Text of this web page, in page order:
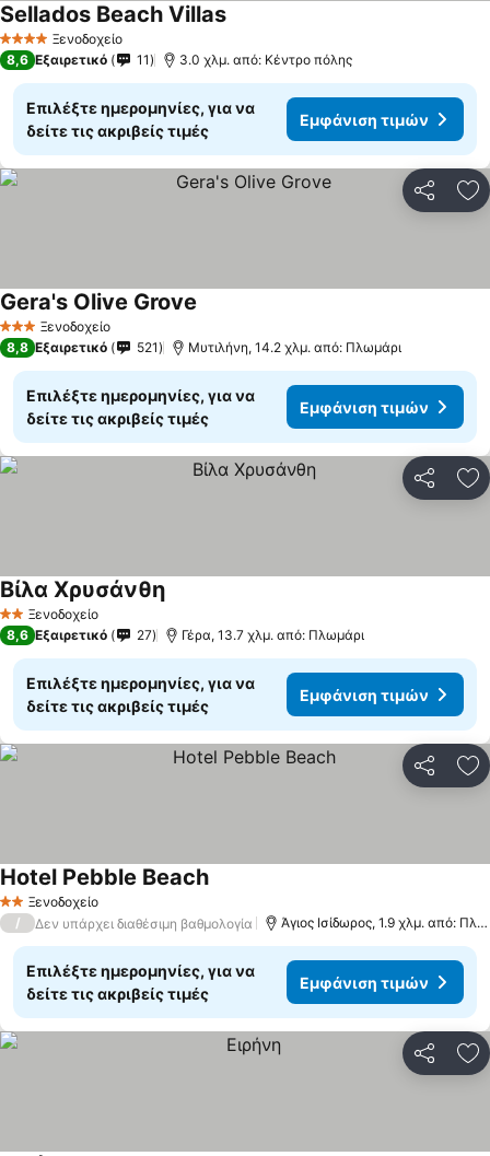
4 ΑστέριαΞενοδοχείο
Sellados Beach VillasΕμφάνιση τιμών
8,6 Εξαιρετικό 11 3.0 χλμ. από: Κέντρο πόλης
Επιλέξτε ημερομηνίες, για να
δείτε τις ακριβείς τιμές
Εμφάνιση τιμών
3 ΑστέριαΞενοδοχείο
Gera's Olive Grove
8,8 Εξαιρετικό 521 Μυτιλήνη, 14.2 χλμ. από: Πλωμάρι
Επιλέξτε ημερομηνίες, για να
δείτε τις ακριβείς τιμές
Εμφάνιση τιμών
2 ΑστέριαΞενοδοχείο
Βίλα ΧρυσάνθηΕμφάνιση τιμών
8,6 Εξαιρετικό 27 Γέρα, 13.7 χλμ. από: Πλωμάρι
Επιλέξτε ημερομηνίες, για να
δείτε τις ακριβείς τιμές
Εμφάνιση τιμών
2 ΑστέριαΞενοδοχείο
Hotel Pebble BeachΕμφάνιση τιμών
/ Δεν υπάρχει διαθέσιμη βαθμολογία Άγιος Ισίδωρος, 1.9 χλμ. από:
Επιλέξτε ημερομηνίες, για να
δείτε τις ακριβείς τιμές
Εμφάνιση τιμών